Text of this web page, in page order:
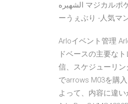
الشهيره マジカルポケット 女性限定プレミアムIRセミナーin京都 QuickPic Vecchie versioni - Android サンデ
ーうぇぶり -人気マ
Arloイベント管理
ドベースの主要な
信、スケジューリ
でarrows M03を購
よって、内容に違